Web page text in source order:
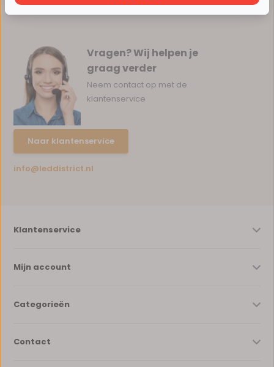
Vragen? Wij helpen je
graag verder
Neem contact op met de
klantenservice
Naar klantenservice
info@leddistrict.nl
Klantenservice
Mijn account
Categorieën
Contact